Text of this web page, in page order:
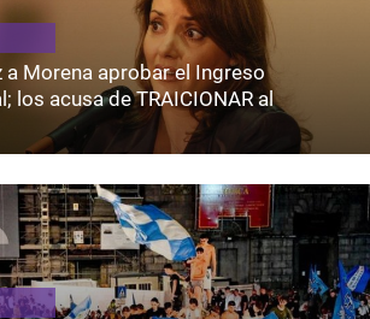
a Morena aprobar el Ingreso
los acusa de TRAICIONAR al